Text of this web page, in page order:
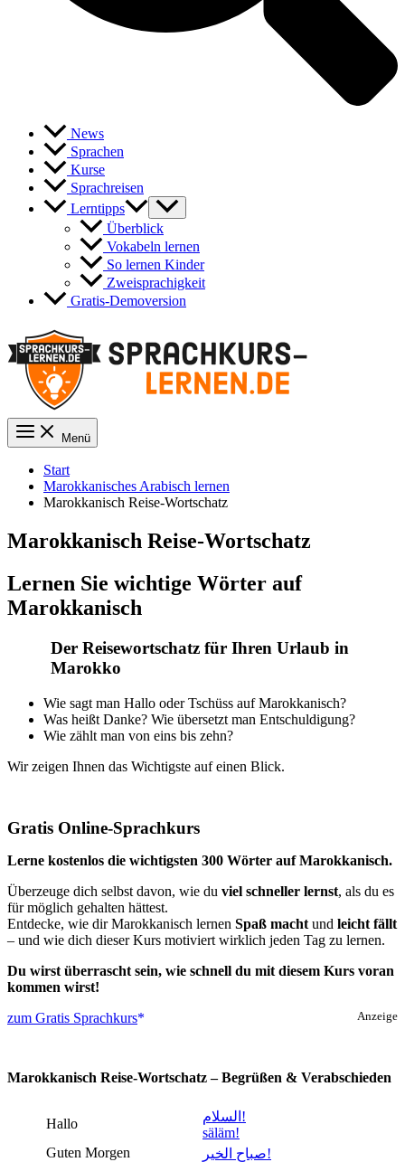
News
Sprachen
Kurse
Sprachreisen
Lerntipps
Überblick
Vokabeln lernen
So lernen Kinder
Zweisprachigkeit
Gratis-Demoversion
Menü
Start
Marokkanisches Arabisch lernen
Marokkanisch Reise-Wortschatz
Marokkanisch Reise-Wortschatz
Lernen Sie wichtige Wörter auf
Marokkanisch
Der Reisewortschatz für Ihren Urlaub in
Marokko
Wie sagt man Hallo oder Tschüss auf Marokkanisch?
Was heißt Danke? Wie übersetzt man Entschuldigung?
Wie zählt man von eins bis zehn?
Wir zeigen Ihnen das Wichtigste auf einen Blick.
Gratis Online-Sprachkurs
Lerne kostenlos die wichtigsten 300 Wörter auf Marokkanisch.
Überzeuge dich selbst davon, wie du viel schneller lernst, als du es
für möglich gehalten hättest.
Entdecke, wie dir Marokkanisch lernen Spaß machtund leicht fällt
– und wie dich dieser Kurs motiviert wirklich jeden Tag zu lernen.
Du wirst überrascht sein, wie schnell du mit diesem Kurs voran
kommen wirst!
Anzeige
zum Gratis Sprachkurs
Marokkanisch Reise-Wortschatz – Begrüßen & Verabschieden
Hallo
السلام!
säläm!
Guten Morgen
صباح الخير!